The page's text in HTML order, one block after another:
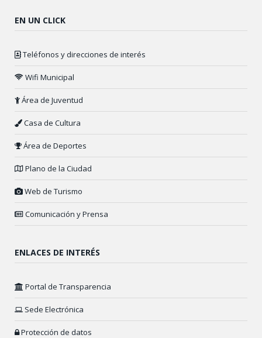
EN UN CLICK
Teléfonos y direcciones de interés
Wifi Municipal
Área de Juventud
Casa de Cultura
Área de Deportes
Plano de la Ciudad
Web de Turismo
Comunicación y Prensa
ENLACES DE INTERÉS
Portal de Transparencia
Sede Electrónica
Protección de datos